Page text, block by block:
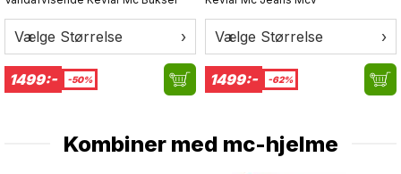
3D-formede kno-beskyttelser
Forbøjede fingre for bedre pasform og kontrol
Forstærkninger i håndfladen
Komfortpaneler ved fingre og håndled
Kort sporty manchet
Touchscreen-kompatible fingerspidser
Vælge Størrelse ›
1499:- -50%
Vælge Størrelse ›
1499:- -62%
Kombiner med mc-hjelme